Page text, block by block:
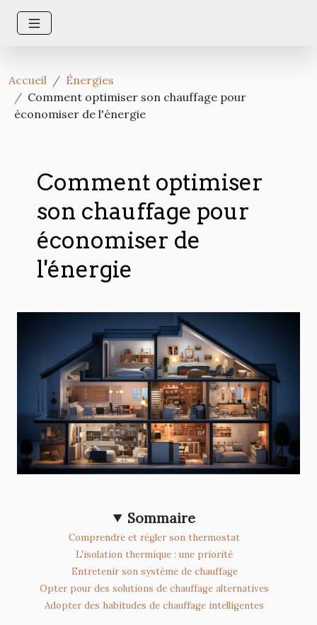
Accueil
Énergies
Comment optimiser son chauffage pour
économiser de l'énergie
Comment optimiser
son chauffage pour
économiser de
l'énergie
Sommaire
Comprendre et régler son thermostat
L'isolation thermique : une priorité
Entretenir son système de chauffage
Opter pour des solutions de chauffage alternatives
Adopter des habitudes de chauffage intelligentes